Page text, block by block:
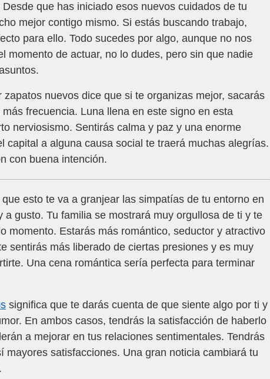
que has iniciado esos nuevos cuidados de tu
mejor contigo mismo. Si estás buscando trabajo,
para ello. Todo sucedes por algo, aunque no nos
momento de actuar, no lo dudes, pero sin que nadie
zapatos nuevos dice que si te organizas mejor, sacarás
frecuencia. Luna llena en este signo en esta
nerviosismo. Sentirás calma y paz y una enorme
capital a alguna causa social te traerá muchas alegrías.
con buena intención.
que esto te va a granjear las simpatías de tu entorno en
a gusto. Tu familia se mostrará muy orgullosa de ti y te
momento. Estarás más romántico, seductor y atractivo
sentirás más liberado de ciertas presiones y es muy
Una cena romántica sería perfecta para terminar
significa que te darás cuenta de que siente algo por ti y
En ambos casos, tendrás la satisfacción de haberlo
a mejorar en tus relaciones sentimentales. Tendrás
mayores satisfacciones. Una gran noticia cambiará tu